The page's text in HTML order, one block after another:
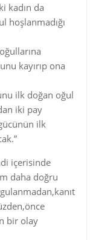
kadın da
hoşlanmadığı
kayırıp ona
ilk doğan oğul
iki pay
ilk
içerisinde
daha doğru
bir olay